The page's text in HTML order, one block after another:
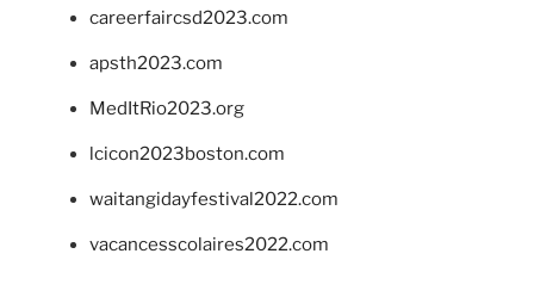
careerfaircsd2023.com
apsth2023.com
MedItRio2023.org
lcicon2023boston.com
waitangidayfestival2022.com
vacancesscolaires2022.com